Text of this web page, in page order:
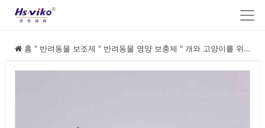
홈 " 반려동물 보조제 " 반려동물 영양 보충제 " 개와 고양이를 위한 타우린 보충제